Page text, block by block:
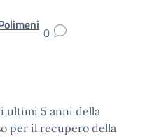
0
ultimi 5 anni della
per il recupero della